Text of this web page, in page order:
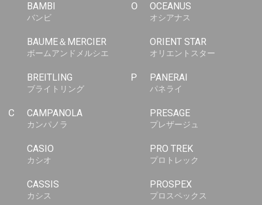
BAMBI
バンビ
BAUME＆MERCIER
ボームアンドメルシエ
BREITLING
ブライトリング
C CAMPANOLA
カンパノラ
CASIO
カシオ
CASSIS
カシス
O OCEANUS
オシアナス
ORIENT STAR
オリエントスター
P PANERAI
パネライ
PRESAGE
プレザージュ
PRO TREK
プロトレック
PROSPEX
プロスペックス